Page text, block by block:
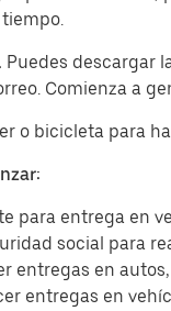
Puedes descargar
Comienza a
o bicicleta para
para entrega en
social para
entregas en
entregas en